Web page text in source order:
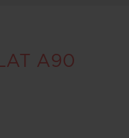
A90